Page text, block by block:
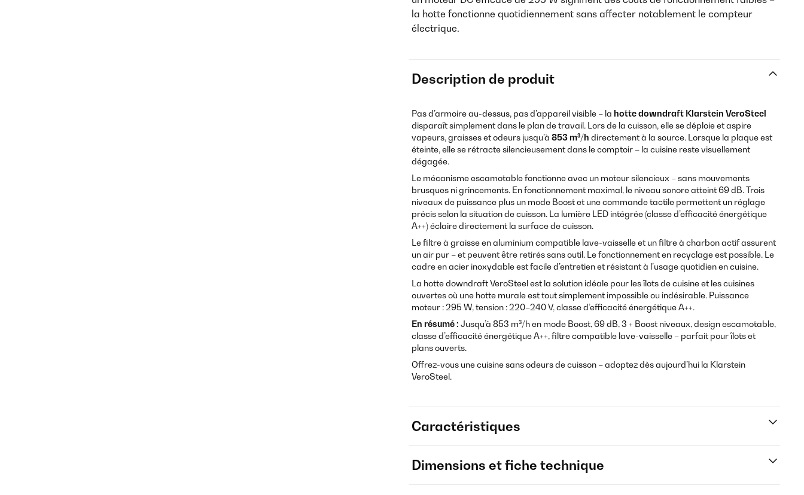
la hotte fonctionne quotidiennement sans affecter notablement le compteur
électrique.
Description de produit
Pas d’armoire au-dessus, pas d’appareil visible – la hotte downdraft Klarstein VeroSteel
disparaît simplement dans le plan de travail. Lors de la cuisson, elle se déploie et aspire
vapeurs, graisses et odeurs jusqu’à 853 m³/h directement à la source. Lorsque la plaque est
éteinte, elle se rétracte silencieusement dans le comptoir – la cuisine reste visuellement
dégagée.
Le mécanisme escamotable fonctionne avec un moteur silencieux – sans mouvements
brusques ni grincements. En fonctionnement maximal, le niveau sonore atteint 69 dB. Trois
niveaux de puissance plus un mode Boost et une commande tactile permettent un réglage
précis selon la situation de cuisson. La lumière LED intégrée (classe d’efficacité énergétique
A++) éclaire directement la surface de cuisson.
Le filtre à graisse en aluminium compatible lave-vaisselle et un filtre à charbon actif assurent
un air pur – et peuvent être retirés sans outil. Le fonctionnement en recyclage est possible. Le
cadre en acier inoxydable est facile d’entretien et résistant à l’usage quotidien en cuisine.
La hotte downdraft VeroSteel est la solution idéale pour les îlots de cuisine et les cuisines
ouvertes où une hotte murale est tout simplement impossible ou indésirable. Puissance
moteur : 295 W, tension : 220–240 V, classe d’efficacité énergétique A++.
En résumé : Jusqu’à 853 m³/h en mode Boost, 69 dB, 3 + Boost niveaux, design escamotable,
classe d’efficacité énergétique A++, filtre compatible lave-vaisselle – parfait pour îlots et
plans ouverts.
Offrez-vous une cuisine sans odeurs de cuisson – adoptez dès aujourd’hui la Klarstein
VeroSteel.
Caractéristiques
Dimensions et fiche technique